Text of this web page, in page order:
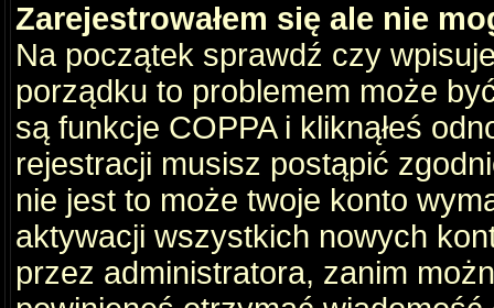
Zarejestrowałem się ale nie
Na początek sprawdź czy
porządku to problemem może
są funkcje COPPA i kliknąłeś
rejestracji musisz postąpić
nie jest to może twoje konto
aktywacji wszystkich nowych
przez administratora, zanim